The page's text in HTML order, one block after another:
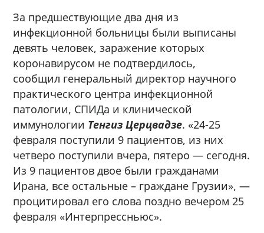
За предшествующие два дня из
инфекционной больницы были выписаны
девять человек, заражение которых
коронавирусом не подтвердилось,
сообщил генеральный директор научного
практического центра инфекционной
патологии, СПИДа и клинической
иммунологии Тенгиз Церцвадзе. «24-25
февраля поступили 9 пациентов, из них
четверо поступили вчера, пятеро — сегодня.
Из 9 пациентов двое были гражданами
Ирана, все остальные – граждане Грузии», —
процитировал его слова поздно вечером 25
февраля «Интерпрессньюс».